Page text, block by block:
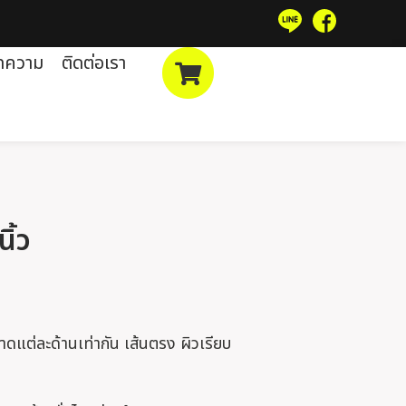
วาม ติดต่อเรา
ว
แต่ละด้านเท่ากัน เส้นตรง ผิวเรียบ